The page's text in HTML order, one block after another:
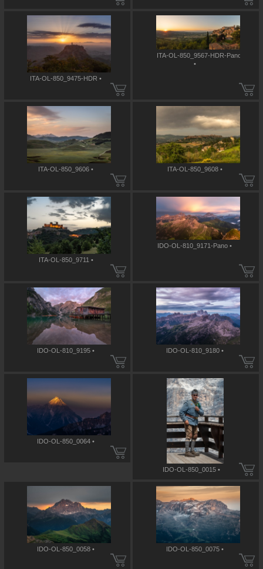
ITA-OL-850_9475-HDR •
ITA-OL-850_9567-HDR-Pano
•
ITA-OL-850_9606 • ITA-OL-850_9608 •
ITA-OL-850_9711 •
IDO-OL-810_9171-Pano •
IDO-OL-810_9195 • IDO-OL-810_9180 •
IDO-OL-850_0064 •
IDO-OL-850_0015 •
IDO-OL-850_0058 • IDO-OL-850_0075 •